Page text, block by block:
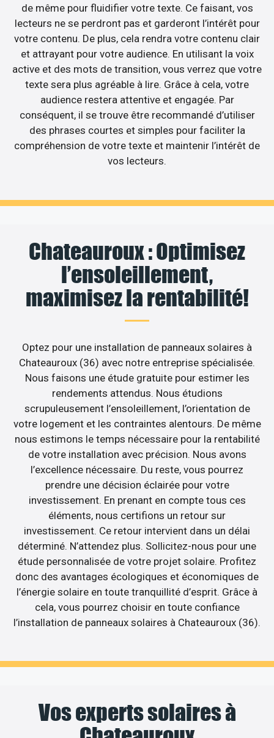
de même pour fluidifier votre texte. Ce faisant, vos
lecteurs ne se perdront pas et garderont l’intérêt pour
votre contenu. De plus, cela rendra votre contenu clair
et attrayant pour votre audience. En utilisant la voix
active et des mots de transition, vous verrez que votre
texte sera plus agréable à lire. Grâce à cela, votre
audience restera attentive et engagée. Par
conséquent, il se trouve être recommandé d’utiliser
des phrases courtes et simples pour faciliter la
compréhension de votre texte et maintenir l’intérêt de
vos lecteurs.
Chateauroux : Optimisez
l’ensoleillement,
maximisez la rentabilité!
Optez pour une installation de panneaux solaires à
Chateauroux (36) avec notre entreprise spécialisée.
Nous faisons une étude gratuite pour estimer les
rendements attendus. Nous étudions
scrupuleusement l’ensoleillement, l’orientation de
votre logement et les contraintes alentours. De même
nous estimons le temps nécessaire pour la rentabilité
de votre installation avec précision. Nous avons
l’excellence nécessaire. Du reste, vous pourrez
prendre une décision éclairée pour votre
investissement. En prenant en compte tous ces
éléments, nous certifions un retour sur
investissement. Ce retour intervient dans un délai
déterminé. N’attendez plus. Sollicitez-nous pour une
étude personnalisée de votre projet solaire. Profitez
donc des avantages écologiques et économiques de
l’énergie solaire en toute tranquillité d’esprit. Grâce à
cela, vous pourrez choisir en toute confiance
l’installation de panneaux solaires à Chateauroux (36).
Vos experts solaires à